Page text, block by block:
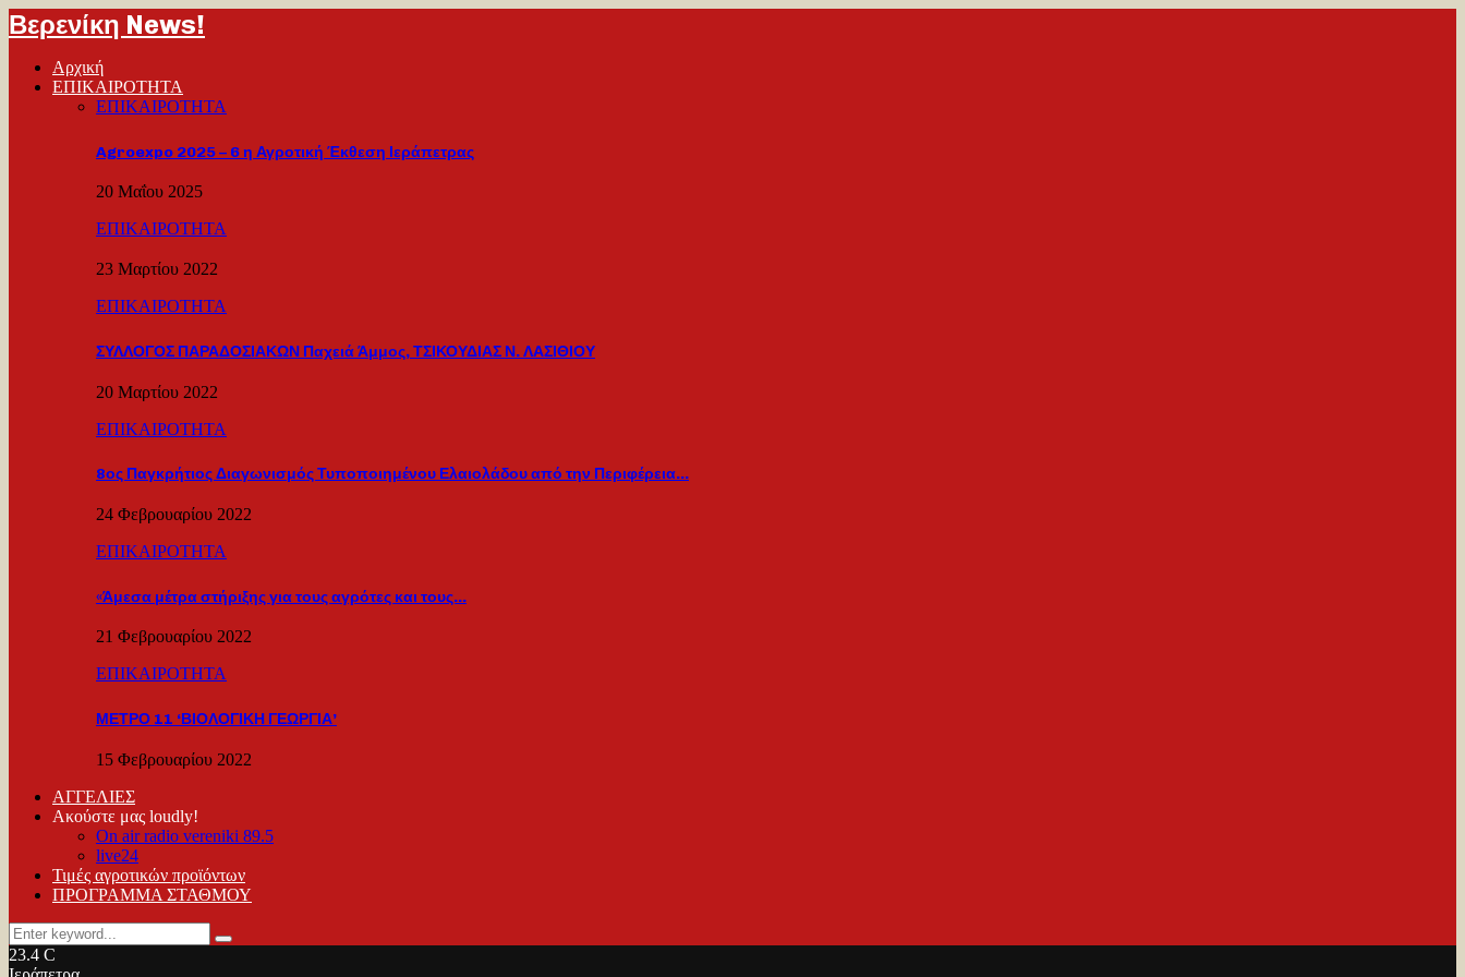
Βερενίκη News!
Αρχική
ΕΠΙΚΑΙΡΟΤΗΤΑ
ΕΠΙΚΑΙΡΟΤΗΤΑ
Agroexpo 2025 – 6 η Αγροτική Έκθεση Ιεράπετρας
20 Μαΐου 2025
ΕΠΙΚΑΙΡΟΤΗΤΑ
23 Μαρτίου 2022
ΕΠΙΚΑΙΡΟΤΗΤΑ
ΣΥΛΛΟΓΟΣ ΠΑΡΑΔΟΣΙΑΚΩΝ Παχειά Άμμος, ΤΣΙΚΟΥΔΙΑΣ Ν. ΛΑΣΙΘΙΟΥ
20 Μαρτίου 2022
ΕΠΙΚΑΙΡΟΤΗΤΑ
8ος Παγκρήτιος Διαγωνισμός Τυποποιημένου Ελαιολάδου από την Περιφέρεια…
24 Φεβρουαρίου 2022
ΕΠΙΚΑΙΡΟΤΗΤΑ
«Άμεσα μέτρα στήριξης για τους αγρότες και τους…
21 Φεβρουαρίου 2022
ΕΠΙΚΑΙΡΟΤΗΤΑ
ΜΕΤΡΟ 11 ‘ΒΙΟΛΟΓΙΚΗ ΓΕΩΡΓΙΑ’
15 Φεβρουαρίου 2022
ΑΓΓΕΛΙΕΣ
Ακούστε μας loudly!
On air radio vereniki 89.5
live24
Τιμές αγροτικών προϊόντων
ΠΡΟΓΡΑΜΜΑ ΣΤΑΘΜΟΥ
Search
for:
Search
23.4 C